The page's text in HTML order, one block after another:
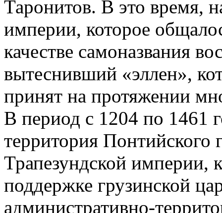
Таронитов. В это время,
империи, которое
качестве самоназвания
вытеснивший «эллен»,
принят на протяжении
В период с 1204 по 1461
территория Понтийского
Трапезундской империи,
поддержке грузинской
административно-